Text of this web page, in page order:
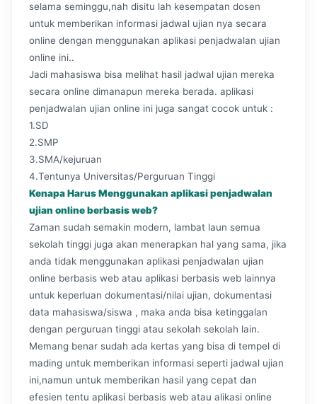
selama seminggu,nah disitu lah kesempatan dosen
untuk memberikan informasi jadwal ujian nya secara
online dengan menggunakan aplikasi penjadwalan ujian
online ini..
Jadi mahasiswa bisa melihat hasil jadwal ujian mereka
secara online dimanapun mereka berada. aplikasi
penjadwalan ujian online ini juga sangat cocok untuk :
1.SD
2.SMP
3.SMA/kejuruan
4.Tentunya Universitas/Perguruan Tinggi
Kenapa Harus Menggunakan aplikasi penjadwalan
ujian online berbasis web?
Zaman sudah semakin modern, lambat laun semua
sekolah tinggi juga akan menerapkan hal yang sama, jika
anda tidak menggunakan aplikasi penjadwalan ujian
online berbasis web atau aplikasi berbasis web lainnya
untuk keperluan dokumentasi/nilai ujian, dokumentasi
data mahasiswa/siswa , maka anda bisa ketinggalan
dengan perguruan tinggi atau sekolah sekolah lain.
Memang benar sudah ada kertas yang bisa di tempel di
mading untuk memberikan informasi seperti jadwal ujian
ini,namun untuk memberikan hasil yang cepat dan
efesien tentu aplikasi berbasis web atau alikasi online